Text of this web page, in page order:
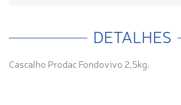
DETALHES
Cascalho Prodac Fondovivo 2,5kg.